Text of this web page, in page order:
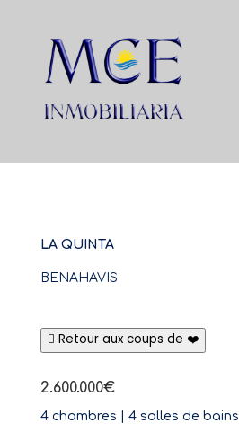
LA QUINTA
BENAHAVIS
Retour aux coups de ❤️
2.600.000€
4 chambres | 4 salles de bains